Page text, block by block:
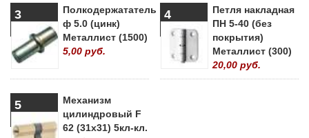
3
Полкодержататель
ф 5.0 (цинк)
Металлист (1500)
5,00 руб.
4
Петля накладная
ПН 5-40 (без
покрытия)
Металлист (300)
20,00 руб.
5
Механизм
цилиндровый F
62 (31х31) 5кл-кл.